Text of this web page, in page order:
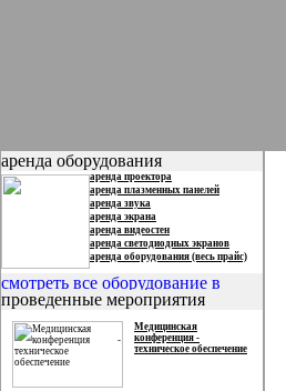
аренда оборудования
аренда проектора
аренда плазменных панелей
аренда звука
аренда экрана
аренда видеостен
аренда светодиодных экранов
аренда оборудования (весь прайс)
проведенные мероприятия
Медицинская
конференция -
техническое обеспечение